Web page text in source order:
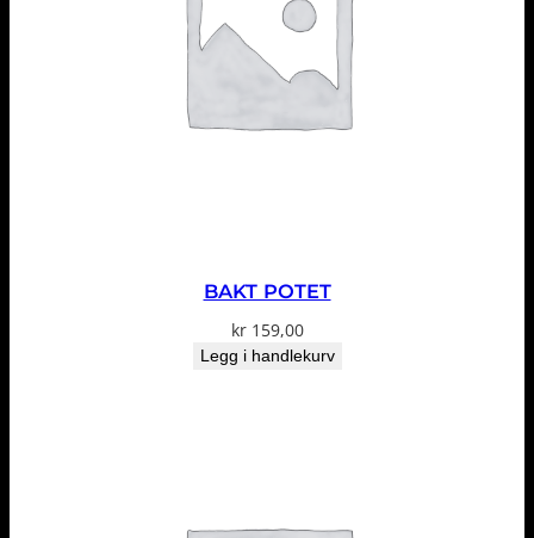
BAKT POTET
kr159,00
Legg i handlekurv